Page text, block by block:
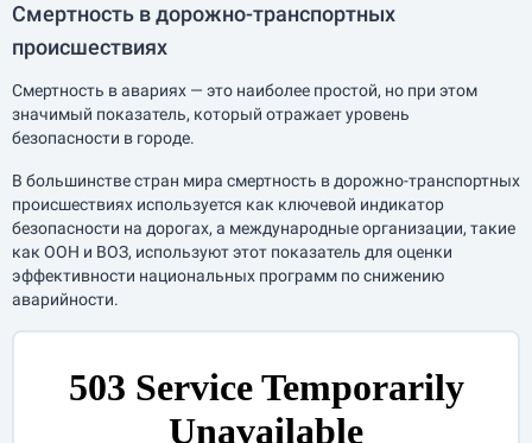
Смертность в дорожно-транспортных
происшествиях
Смертность в авариях — это наиболее простой, но при этом
значимый показатель, который отражает уровень
безопасности в городе.
В большинстве стран мира смертность в дорожно-транспортных
происшествиях используется как ключевой индикатор
безопасности на дорогах, а международные организации, такие
как ООН и ВОЗ, используют этот показатель для оценки
эффективности национальных программ по снижению
аварийности.